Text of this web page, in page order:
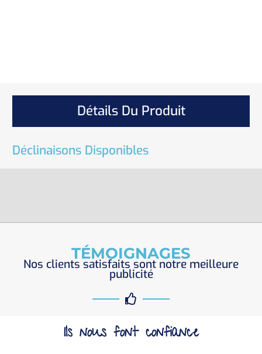
Détails Du Produit
Déclinaisons Disponibles
TÉMOIGNAGES
Nos clients satisfaits sont notre meilleure
publicité
Ils nous font confiance